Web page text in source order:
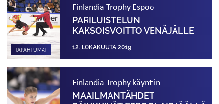
TAPAHTUMAT
Finlandia Trophy Espoo
PARILUISTELUN
KAKSOISVOITTO VENÄJÄLLE
12. LOKAKUUTA 2019
Finlandia Trophy käyntiin
MAAILMANTÄHDET